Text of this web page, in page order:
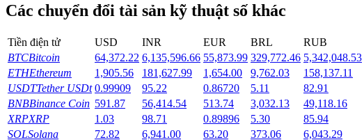
Làm cho tài sản của bạn tăng giá trị đều đặn
Các chuyển đổi tài sản kỹ thuật số khác
Tiền điện tử USD INR EUR BRL RUB
BTCBitcoin 64,372.22 6,135,596.66 55,873.99 329,772.46 5,342,048.53
ETHEthereum 1,905.56 181,627.99 1,654.00 9,762.03 158,137.11
USDTTether USDt 0.99909 95.22 0.86720 5.11 82.91
BNBBinance Coin 591.87 56,414.54 513.74 3,032.13 49,118.16
XRPXRP 1.03 98.71 0.89896 5.30 85.94
SOLSolana 72.82 6,941.00 63.20 373.06 6,043.29